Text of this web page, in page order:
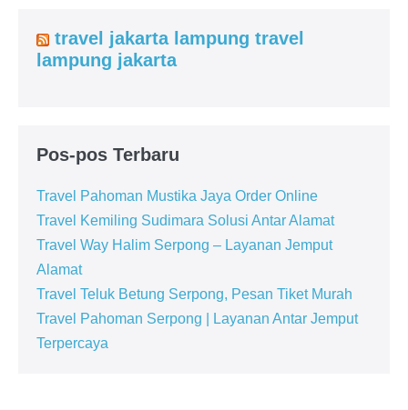
travel jakarta lampung travel
lampung jakarta
Pos-pos Terbaru
Travel Pahoman Mustika Jaya Order Online
Travel Kemiling Sudimara Solusi Antar Alamat
Travel Way Halim Serpong – Layanan Jemput
Alamat
Travel Teluk Betung Serpong, Pesan Tiket Murah
Travel Pahoman Serpong | Layanan Antar Jemput
Terpercaya